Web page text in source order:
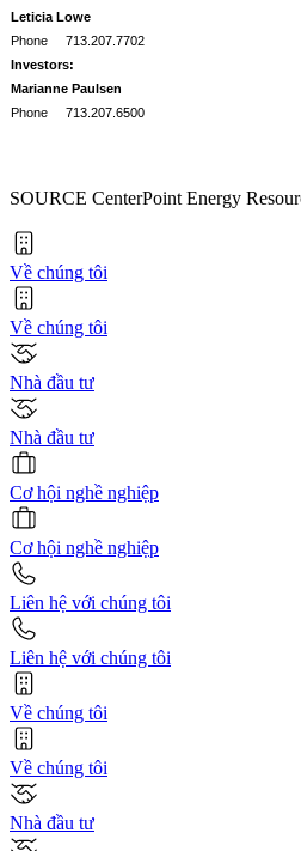
Leticia Lowe
Phone
713.207.7702
Investors:
Marianne Paulsen
Phone
713.207.6500
SOURCE CenterPoint Energy
Về chúng tôi
Về chúng tôi
Nhà đầu tư
Nhà đầu tư
Cơ hội nghề nghiệp
Cơ hội nghề nghiệp
Liên hệ với chúng tôi
Liên hệ với chúng tôi
Về chúng tôi
Về chúng tôi
Nhà đầu tư